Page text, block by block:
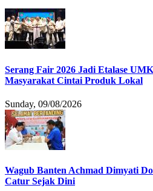
Serang Fair 2026 Jadi Etalase
Masyarakat Cintai Produk Lokal
Sunday, 09/08/2026
Wagub Banten Achmad Dimyati
Catur Sejak Dini